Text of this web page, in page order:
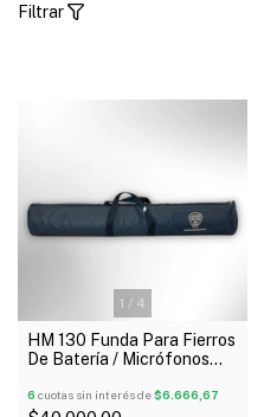
Filtrar
1 / 4
HM 130 Funda Para Fierros
De Batería / Micrófonos
6 cuotas sin interés de$6.666,67